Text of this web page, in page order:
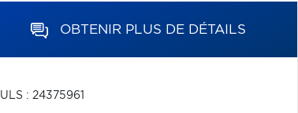
OBTENIR PLUS DE DÉTAILS
ULS : 24375961